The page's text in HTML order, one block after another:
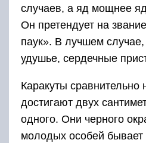
случаев, а яд мощнее
Он претендует на
паук». В лучшем случае,
удушье, сердечные
Каракуты сравнительно
достигают двух
одного. Они черного
молодых особей бывает